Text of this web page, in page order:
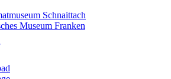
Schnaittach
Museum Franken